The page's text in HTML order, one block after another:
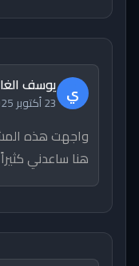
ي يوسف
23 أكتوبر 2025
واجهت هذه
هنا ساعدني كثيراً